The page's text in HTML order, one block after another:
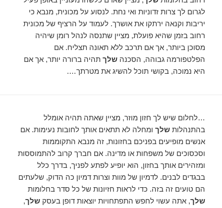
לגרום לך צרות זדוניות ואי נחת. לנסוע על מכונית, מנבא כי
יריבות וקנאה ירתקו את אושרך. לעמוד על הרציף של מכונית
רחוב בזמן שהיא פועלת, מציין שתנסה לנהל רומן שיהיה
מסוכן ביותר, אך אם תרכב ללא תאונה תצליח. אם
הפלטפורמה גבוהה, הסכנהשלך תהיה ברורה יותר, אך אם
היא נמוכה, בקושי תוכל להשיג את מטרתך….
…לחלום שיש לך חזון מוזר, מציין שאתה תהיה אומלל
בהתנהלותשלך ומחלה לא תתאים אותך לחובות נעימות. אם
אנשים מופיעים בפניכם בחזונות, זה מנבא התקוממות
וסכסוכים של משפחות או מדינה. אם חברך קרוב להתמוססות
ומזהירים אותך בחזון, הוא יופיע לפתע לפניך, בדרך כלל
בבגדים לבנים. לדמיון של מוות וצרות דמיון כה הדוק, שלעתים
הם טועים זה בזה. כדי לראות חזיונות של כל סדר בחלומות
שלך, אתה עשוי לחפש התפתחויות יוצאות דופן בעסקשלך,